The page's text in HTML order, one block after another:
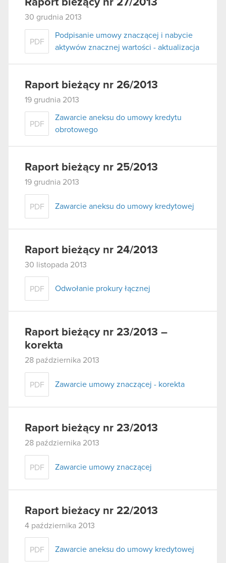
Raport bieżący nr 27/2013
30 grudnia 2013
PDF
Podpisanie umowy znaczącej i nabycie
aktywów znacznej wartości - aktualizacja
Raport bieżący nr 26/2013
19 grudnia 2013
PDF
Zawarcie aneksu do umowy kredytu
obrotowego
Raport bieżący nr 25/2013
19 grudnia 2013
PDF Zawarcie aneksu do umowy kredytowej
Raport bieżący nr 24/2013
30 listopada 2013
PDF Odwołanie prokury łącznej
Raport bieżący nr 23/2013 –
korekta
28 października 2013
PDF Zawarcie umowy znaczącej - korekta
Raport bieżący nr 23/2013
28 października 2013
PDF Zawarcie umowy znaczącej
Raport bieżacy nr 22/2013
4 października 2013
PDF Zawarcie aneksu do umowy kredytowej